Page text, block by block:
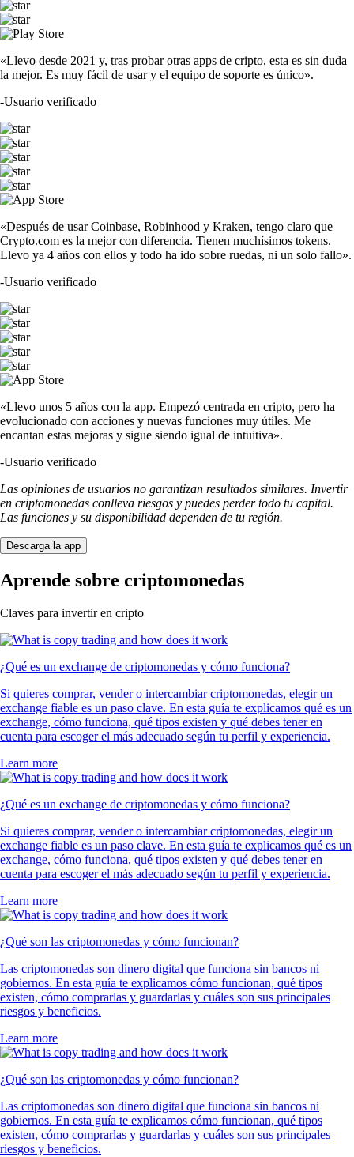
«Llevo desde 2021 y, tras probar otras apps de cripto, esta es sin duda
la mejor. Es muy fácil de usar y el equipo de soporte es único».
-Usuario verificado
«Después de usar Coinbase, Robinhood y Kraken, tengo claro que
Crypto.com es la mejor con diferencia. Tienen muchísimos tokens.
Llevo ya 4 años con ellos y todo ha ido sobre ruedas, ni un solo fallo».
-Usuario verificado
«Llevo unos 5 años con la app. Empezó centrada en cripto, pero ha
evolucionado con acciones y nuevas funciones muy útiles. Me
encantan estas mejoras y sigue siendo igual de intuitiva».
-Usuario verificado
Las opiniones de usuarios no garantizan resultados similares. Invertir
en criptomonedas conlleva riesgos y puedes perder todo tu capital.
Las funciones y su disponibilidad dependen de tu región.
Descarga la app
Aprende sobre criptomonedas
Claves para invertir en cripto
¿Qué es un exchange de criptomonedas y cómo funciona?
Si quieres comprar, vender o intercambiar criptomonedas, elegir un
exchange fiable es un paso clave. En esta guía te explicamos qué es un
exchange, cómo funciona, qué tipos existen y qué debes tener en
cuenta para escoger el más adecuado según tu perfil y experiencia.
Learn more
¿Qué es un exchange de criptomonedas y cómo funciona?
Si quieres comprar, vender o intercambiar criptomonedas, elegir un
exchange fiable es un paso clave. En esta guía te explicamos qué es un
exchange, cómo funciona, qué tipos existen y qué debes tener en
cuenta para escoger el más adecuado según tu perfil y experiencia.
Learn more
¿Qué son las criptomonedas y cómo funcionan?
Las criptomonedas son dinero digital que funciona sin bancos ni
gobiernos. En esta guía te explicamos cómo funcionan, qué tipos
existen, cómo comprarlas y guardarlas y cuáles son sus principales
riesgos y beneficios.
Learn more
¿Qué son las criptomonedas y cómo funcionan?
Las criptomonedas son dinero digital que funciona sin bancos ni
gobiernos. En esta guía te explicamos cómo funcionan, qué tipos
existen, cómo comprarlas y guardarlas y cuáles son sus principales
riesgos y beneficios.